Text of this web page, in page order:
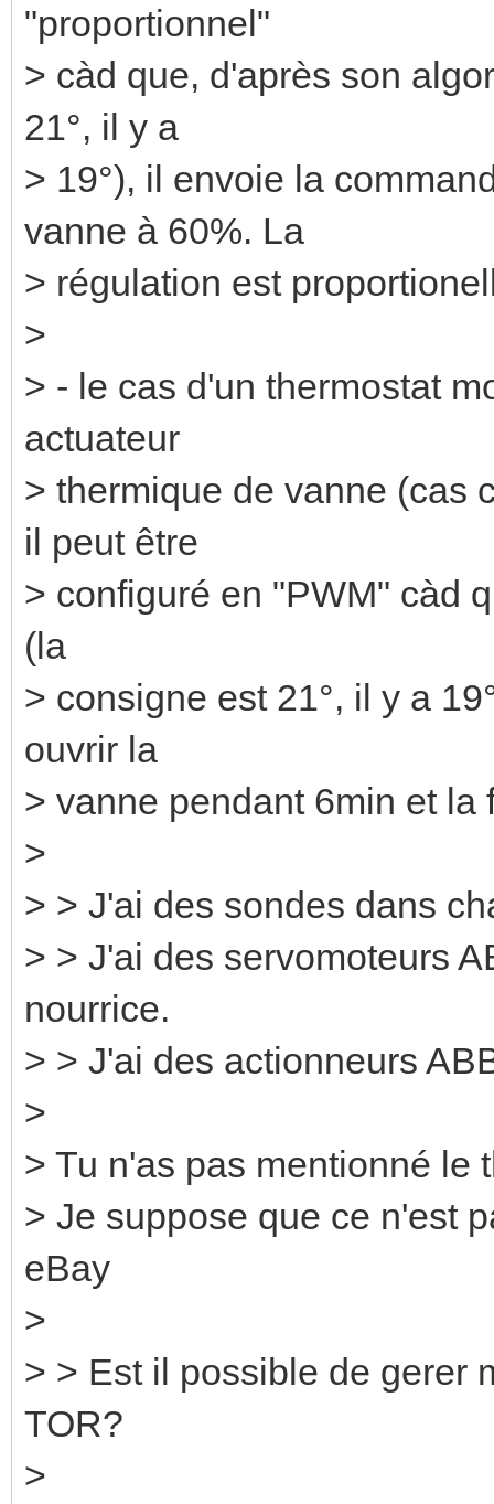
"proportionnel"
> càd que, d'après son
21°, il y a
> 19°), il envoie la
vanne à 60%. La
> régulation est
>
> - le cas d'un thermostat
actuateur
> thermique de vanne (cas
il peut être
> configuré en "PWM" càd
(la
> consigne est 21°, il y a
ouvrir la
> vanne pendant 6min et la
>
> > J'ai des sondes dans
> > J'ai des servomoteurs
nourrice.
> > J'ai des actionneurs
>
> Tu n'as pas mentionné le
> Je suppose que ce n'est
eBay
>
> > Est il possible de gerer
TOR?
>